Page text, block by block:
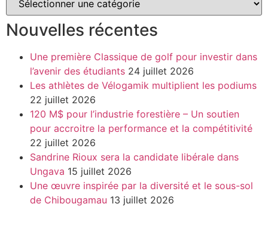
Nouvelles récentes
Une première Classique de golf pour investir dans
l’avenir des étudiants 24 juillet 2026
Les athlètes de Vélogamik multiplient les podiums
22 juillet 2026
120 M$ pour l’industrie forestière – Un soutien
pour accroitre la performance et la compétitivité
22 juillet 2026
Sandrine Rioux sera la candidate libérale dans
Ungava 15 juillet 2026
Une œuvre inspirée par la diversité et le sous-sol
de Chibougamau 13 juillet 2026